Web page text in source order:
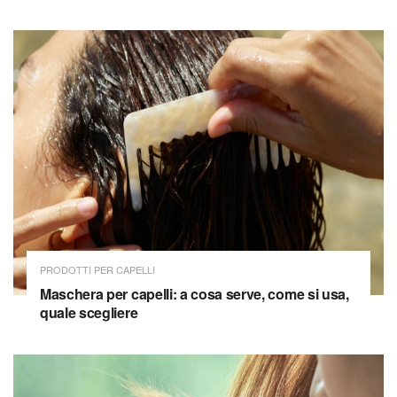
PRODOTTI PER CAPELLI
Maschera per capelli: a cosa serve, come si usa,
quale scegliere